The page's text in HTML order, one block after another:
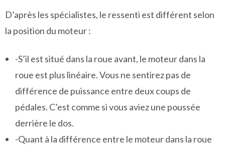
D’après les spécialistes, le ressenti est différent selon
la position du moteur :
-S’il est situé dans la roue avant, le moteur dans la
roue est plus linéaire. Vous ne sentirez pas de
différence de puissance entre deux coups de
pédales. C’est comme si vous aviez une poussée
derrière le dos.
-Quant à la différence entre le moteur dans la roue